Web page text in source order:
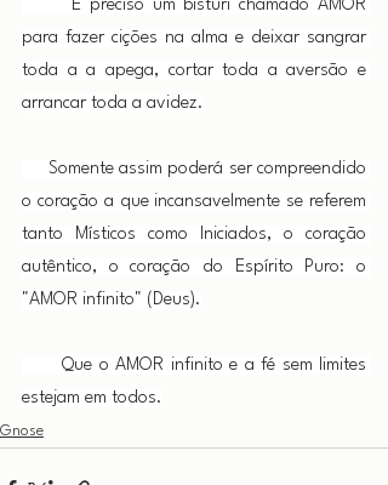
É preciso um bisturi chamado AMOR
para fazer cições na alma e deixar sangrar
toda a a apega, cortar toda a aversão e
arrancar toda a avidez.
Somente assim poderá ser compreendido
o coração a que incansavelmente se referem
tanto Místicos como Iniciados, o coração
autêntico, o coração do Espírito Puro: o
"AMOR infinito" (Deus).
Que o AMOR infinito e a fé sem limites
estejam em todos.
Gnose